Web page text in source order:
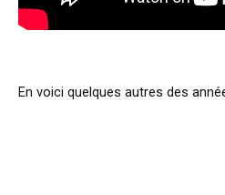
En voici quelques autres des